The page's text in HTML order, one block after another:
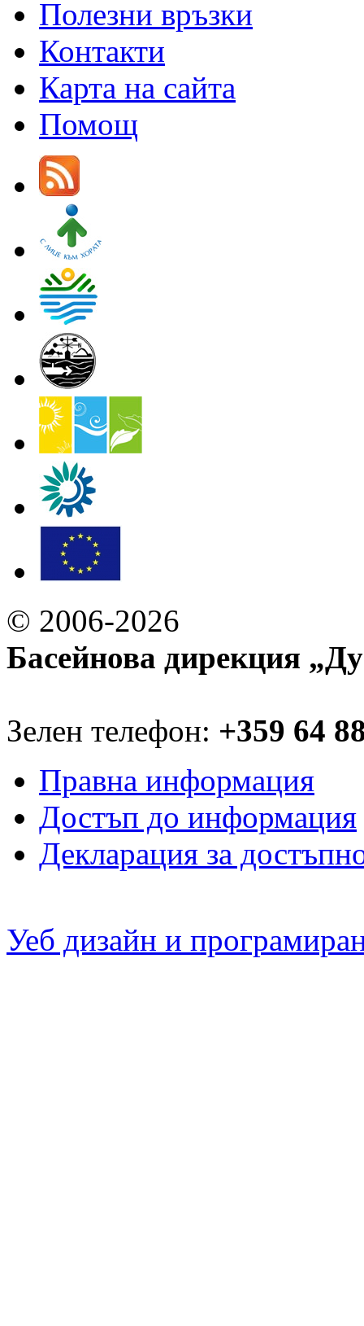
Полезни връзки
Контакти
Карта на сайта
Помощ
© 2006-2026
Басейнова дирекция
Зелен телефон: +359 64
Правна информация
Достъп до информация
Декларация за
Уеб дизайн и